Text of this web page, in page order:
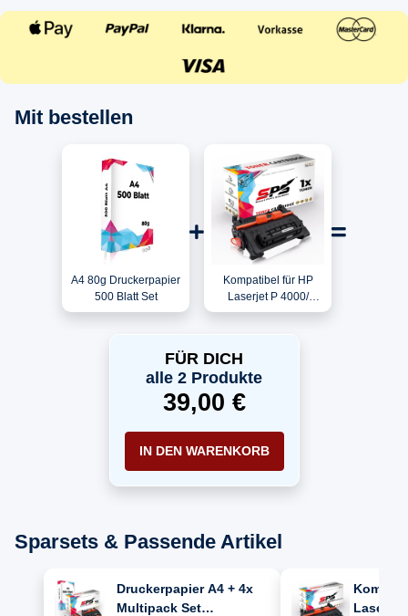
Mit bestellen
A4 80g Druckerpapier
500 Blatt Set
Kompatibel für HP
Laserjet P 4000/
CC364A / 64A Toner
FÜR DICH
alle 2 Produkte
39,00 €
IN DEN WARENKORB
Sparsets & Passende Artikel
Druckerpapier A4 + 4x
Multipack Set
Laserjet